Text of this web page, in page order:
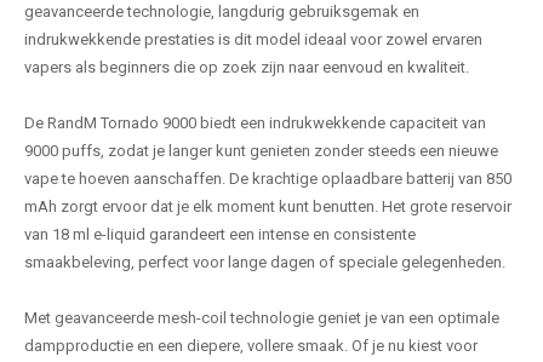
geavanceerde technologie, langdurig gebruiksgemak en
indrukwekkende prestaties is dit model ideaal voor zowel ervaren
vapers als beginners die op zoek zijn naar eenvoud en kwaliteit.
De RandM Tornado 9000 biedt een indrukwekkende capaciteit van
9000 puffs, zodat je langer kunt genieten zonder steeds een nieuwe
vape te hoeven aanschaffen. De krachtige oplaadbare batterij van 850
mAh zorgt ervoor dat je elk moment kunt benutten. Het grote reservoir
van 18 ml e-liquid garandeert een intense en consistente
smaakbeleving, perfect voor lange dagen of speciale gelegenheden.
Met geavanceerde mesh-coil technologie geniet je van een optimale
dampproductie en een diepere, vollere smaak. Of je nu kiest voor